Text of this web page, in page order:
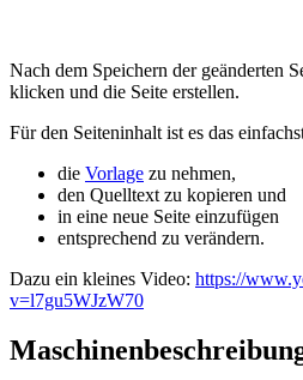
Nach dem Speichern der geänderten
klicken und die Seite erstellen.
Für den Seiteninhalt ist es das
die Vorlage zu nehmen,
den Quelltext zu kopieren und
in eine neue Seite einzufügen
entsprechend zu verändern.
Dazu ein kleines Video: https://
v=l7gu5WJzW70